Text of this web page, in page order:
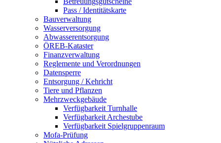
Pass / Identitätskarte
Bauverwaltung
Wasserversorgung
Abwasserentsorgung
ÖREB-Kataster
Finanzverwaltung
Reglemente und Verordnungen
Datensperre
Entsorgung / Kehricht
Tiere und Pflanzen
Mehrzweckgebäude
Verfügbarkeit Turnhalle
Verfügbarkeit Archestube
Verfügbarkeit Spielgruppenraum
Mofa-Prüfung